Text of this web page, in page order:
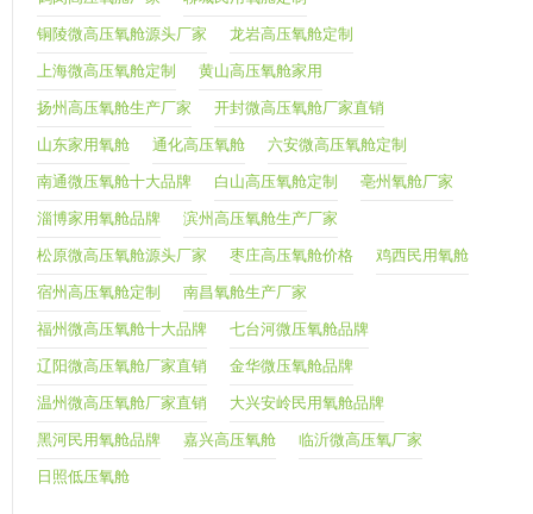
铜陵微高压氧舱源头厂家 龙岩高压氧舱定制
上海微高压氧舱定制 黄山高压氧舱家用
扬州高压氧舱生产厂家 开封微高压氧舱厂家直销
山东家用氧舱 通化高压氧舱 六安微高压氧舱定制
南通微压氧舱十大品牌 白山高压氧舱定制 亳州氧舱厂家
淄博家用氧舱品牌 滨州高压氧舱生产厂家
松原微高压氧舱源头厂家 枣庄高压氧舱价格 鸡西民用氧舱
宿州高压氧舱定制 南昌氧舱生产厂家
福州微高压氧舱十大品牌 七台河微压氧舱品牌
辽阳微高压氧舱厂家直销 金华微压氧舱品牌
温州微高压氧舱厂家直销 大兴安岭民用氧舱品牌
黑河民用氧舱品牌 嘉兴高压氧舱 临沂微高压氧厂家
日照低压氧舱